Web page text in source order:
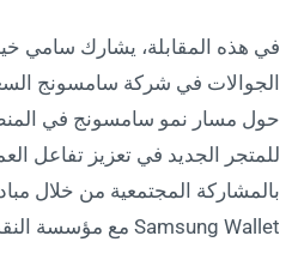
في هذه المقابلة، يشارك سامي
الجوالات في شركة سامسونج
حول مسار نمو سامسونج في
للمتجر الجديد في تعزيز تفاعل
بالمشاركة المجتمعية من خلال
Samsung Wallet مع مؤسسة النقد العربي السعودي.